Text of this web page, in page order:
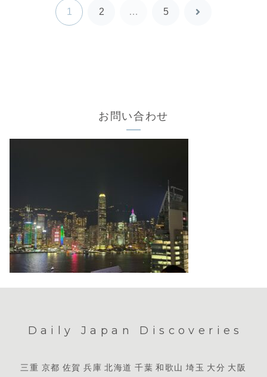
1 2 … 5
次
お問い合わせ
Daily Japan Discoveries
三重 京都 佐賀 兵庫 北海道 千葉 和歌山 埼玉 大分 大阪